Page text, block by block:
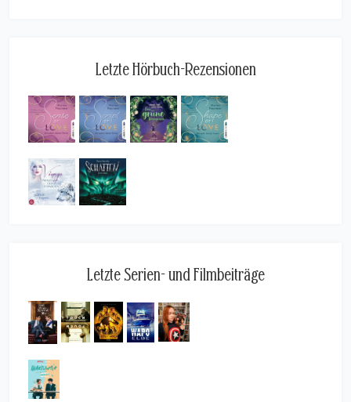
Letzte Hörbuch-Rezensionen
Letzte Serien- und Filmbeiträge